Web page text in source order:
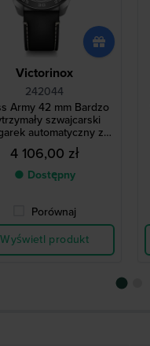
Victorinox
242044
Army 42 mm Bardzo
szwajcarski
automatyczny z
datownikiem
4 106,00 zł
● Dostępny
Porównaj
Wyświetl produkt